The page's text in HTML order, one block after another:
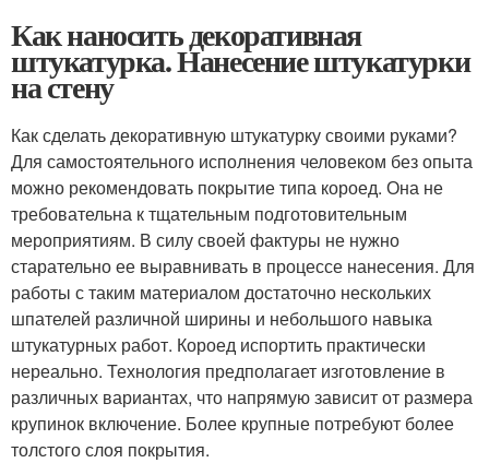
Как наносить декоративная
штукатурка. Нанесение штукатурки
на стену
Как сделать декоративную штукатурку своими руками?
Для самостоятельного исполнения человеком без опыта
можно рекомендовать покрытие типа короед. Она не
требовательна к тщательным подготовительным
мероприятиям. В силу своей фактуры не нужно
старательно ее выравнивать в процессе нанесения. Для
работы с таким материалом достаточно нескольких
шпателей различной ширины и небольшого навыка
штукатурных работ. Короед испортить практически
нереально. Технология предполагает изготовление в
различных вариантах, что напрямую зависит от размера
крупинок включение. Более крупные потребуют более
толстого слоя покрытия.